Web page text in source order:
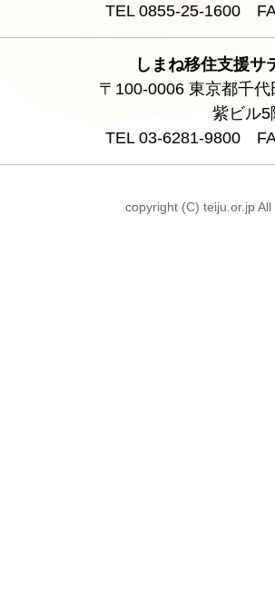
TEL 0855-25-1600
しまね移住支援サ
〒100-0006 東京都千
紫ビル5
TEL 03-6281-9800
copyright (C) teiju.or.jp All